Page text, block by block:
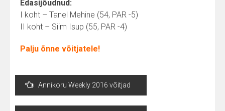
Edasijõudnud:
I koht – Tanel Mehine (54, PAR -5)
II koht – Siim Isup (55, PAR -4)
Palju õnne võitjatele!
Post
Annikoru Weekly 2016 võitjad